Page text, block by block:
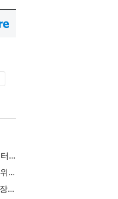
HD현대중공업, 미국 빅테크 데이터센터에 대규모 발전설비 공급
IBK기업은행, ‘2026 서울 핀테크 위크 데모데이 with IBK기업은행’ 참가기업 모집
KB금융, 데이터로 지역상권의 성장을 지원하는 ‘2026 KB상권활성화 인사이트’ 발간